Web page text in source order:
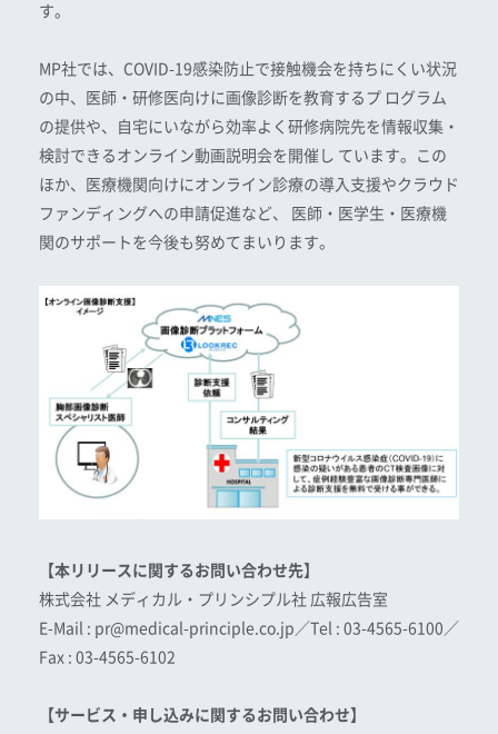
す。
MP社では、COVID-19感染防止で接触機会を持ちにくい状況
の中、医師・研修医向けに画像診断を教育するプ ログラム
の提供や、自宅にいながら効率よく研修病院先を情報収集・
検討できるオンライン動画説明会を開催し ています。この
ほか、医療機関向けにオンライン診療の導入支援やクラウド
ファンディングへの申請促進など、 医師・医学生・医療機
関のサポートを今後も努めてまいります。
【本リリースに関するお問い合わせ先】
株式会社 メディカル・プリンシプル社 広報広告室
E-Mail : pr@medical-principle.co.jp／Tel : 03-4565-6100／
Fax : 03-4565-6102
【サービス・申し込みに関するお問い合わせ】